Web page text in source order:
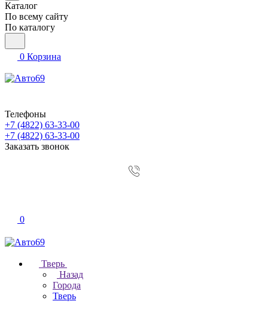
Каталог
По всему сайту
По каталогу
0 Корзина
Телефоны
+7 (4822) 63-33-00
+7 (4822) 63-33-00
Заказать звонок
0
Тверь
Назад
Города
Тверь